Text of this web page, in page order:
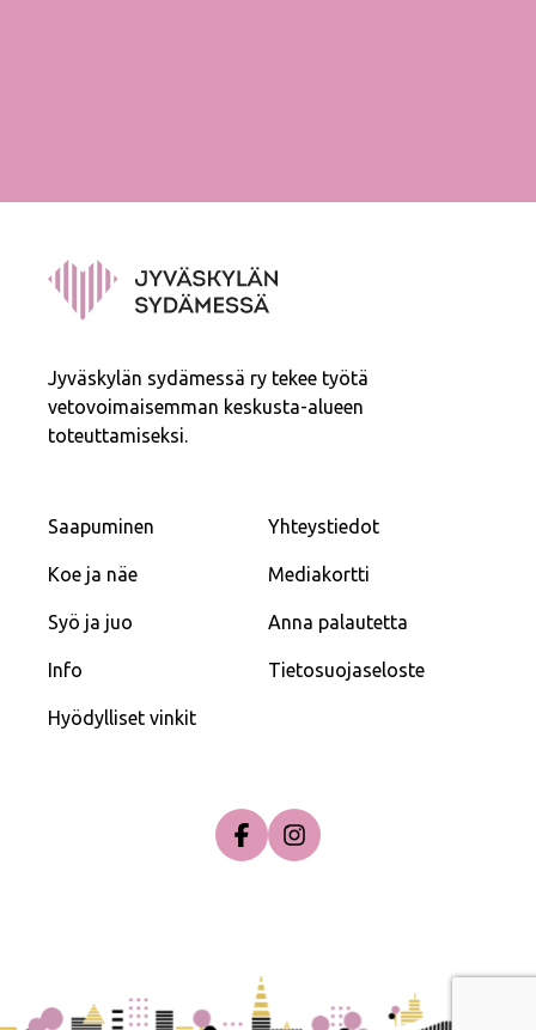
Jyväskylän sydämessä ry tekee työtä
vetovoimaisemman keskusta-alueen
toteuttamiseksi.
Saapuminen
Koe ja näe
Syö ja juo
Info
Hyödylliset vinkit
Yhteystiedot
Mediakortti
Anna palautetta
Tietosuojaseloste